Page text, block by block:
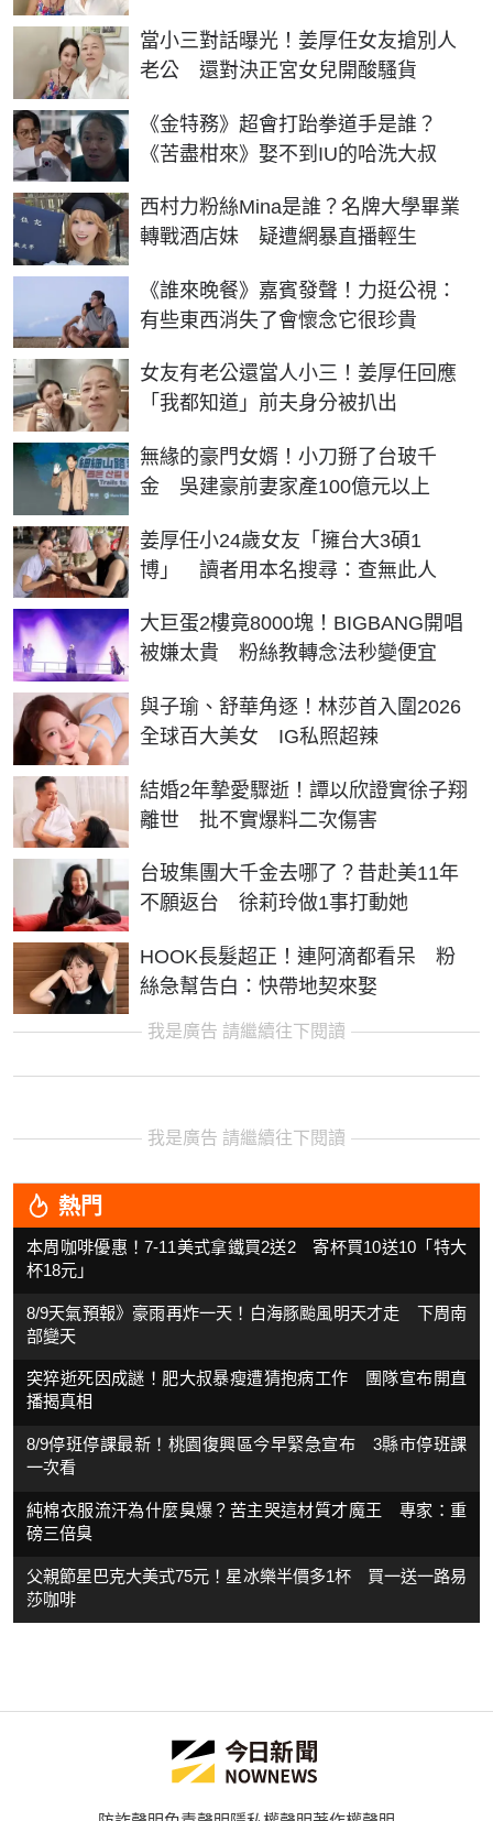
當小三對話曝光！姜厚任女友搶別人
老公 還對決正宮女兒開酸騷貨
《金特務》超會打跆拳道手是誰？
《苦盡柑來》娶不到IU的哈洗大叔
西村力粉絲Mina是誰？名牌大學畢業
轉戰酒店妹 疑遭網暴直播輕生
《誰來晚餐》嘉賓發聲！力挺公視：
有些東西消失了會懷念它很珍貴
女友有老公還當人小三！姜厚任回應
「我都知道」前夫身分被扒出
無緣的豪門女婿！小刀掰了台玻千
金 吳建豪前妻家產100億元以上
姜厚任小24歲女友「擁台大3碩1
博」 讀者用本名搜尋：查無此人
大巨蛋2樓竟8000塊！BIGBANG開唱
被嫌太貴 粉絲教轉念法秒變便宜
與子瑜、舒華角逐！林莎首入圍2026
全球百大美女 IG私照超辣
結婚2年摯愛驟逝！譚以欣證實徐子翔
離世 批不實爆料二次傷害
台玻集團大千金去哪了？昔赴美11年
不願返台 徐莉玲做1事打動她
HOOK長髮超正！連阿滴都看呆 粉
絲急幫告白：快帶地契來娶
我是廣告 請繼續往下閱讀
我是廣告 請繼續往下閱讀
熱門
本周咖啡優惠！7-11美式拿鐵買2送2 寄杯買10送10「特大
杯18元」
8/9天氣預報》豪雨再炸一天！白海豚颱風明天才走 下周南
部變天
突猝逝死因成謎！肥大叔暴瘦遭猜抱病工作 團隊宣布開直
播揭真相
8/9停班停課最新！桃園復興區今早緊急宣布 3縣市停班課
一次看
純棉衣服流汗為什麼臭爆？苦主哭這材質才魔王 專家：重
磅三倍臭
父親節星巴克大美式75元！星冰樂半價多1杯 買一送一路易
莎咖啡